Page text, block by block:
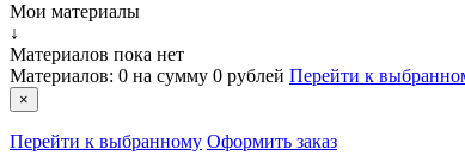
Мои материалы
↓
Материалов пока нет
Материалов: 0 на сумму 0 рублей Перейти к
×
Перейти к выбранному Оформить заказ